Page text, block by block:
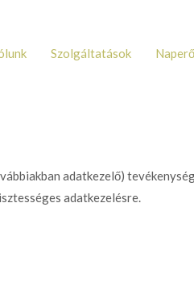
Szolgáltatások
adatkezelő)
adatkezelésre.